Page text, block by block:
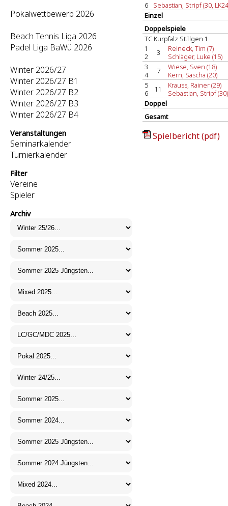
Pokalwettbewerb 2026
Beach Tennis Liga 2026
Padel Liga BaWü 2026
Winter 2026/27
Winter 2026/27 B1
Winter 2026/27 B2
Winter 2026/27 B3
Winter 2026/27 B4
Veranstaltungen
Seminarkalender
Turnierkalender
Filter
Vereine
Spieler
Archiv
6
Sebastian, Stripf (30,
Einzel
Doppelspiele
TC Kurpfalz St.Ilgen 1
1
2
3
Reineck, Tim (7)
Schläger, Luke (15)
3
4
7
Wiese, Sven (18)
Kern, Sascha (20)
5
6
11
Krauss, Rainer (29)
Sebastian, Stripf (30)
Doppel
Gesamt
Spielbericht (pdf)